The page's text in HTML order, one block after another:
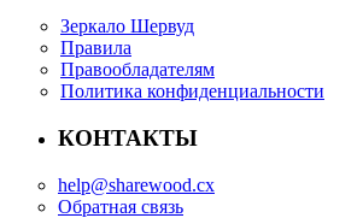
Зеркало Шервуд
Правила
Правообладателям
Политика конфиденциальности
КОНТАКТЫ
help@sharewood.cx
Обратная связь